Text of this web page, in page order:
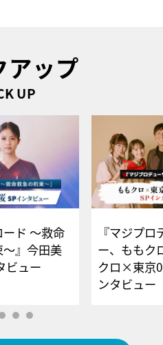
アップ
UP
ード ～救命
』今田美
タビュー
『マジプロ
ー、ももク
クロ×東京
ンタビュー